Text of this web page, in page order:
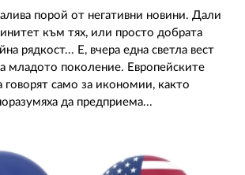
порой от негативни новини. Дали
към тях, или просто добрата
рядкост... Е, вчера една светла вест
младото поколение. Европейските
само за икономии, както
да предприема...